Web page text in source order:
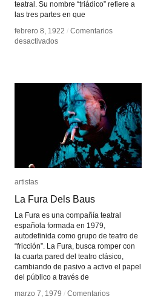
teatral. Su nombre “triádico” refiere a
las tres partes en que
febrero 8, 1922 / Comentarios
desactivadosen
febrero 8, 1922 / Comentarios
desactivadosen
artistas
La Fura Dels Baus
La Fura es una compañía teatral
española formada en 1979,
autodefinida como grupo de teatro de
“fricción”. La Fura, busca romper con
la cuarta pared del teatro clásico,
cambiando de pasivo a activo el papel
del público a través de
marzo 7, 1979 / Comentarios
artistas
La Fura Dels Baus
marzo 7, 1979 / Comentarios